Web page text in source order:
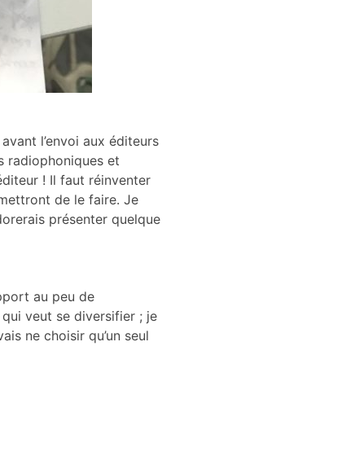
l’envoi aux éditeurs
radiophoniques et
! Il faut réinventer
de le faire. Je
présenter quelque
au peu de
veut se diversifier ; je
ne choisir qu’un seul